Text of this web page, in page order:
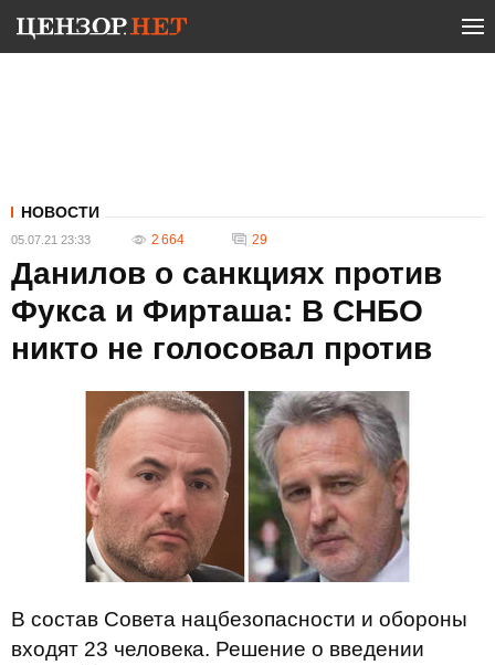
НОВОСТИ
05.07.21 23:33 2 664 29
Данилов о санкциях против
Фукса и Фирташа: В СНБО
никто не голосовал против
В состав Совета нацбезопасности и обороны
входят 23 человека. Решение о введении